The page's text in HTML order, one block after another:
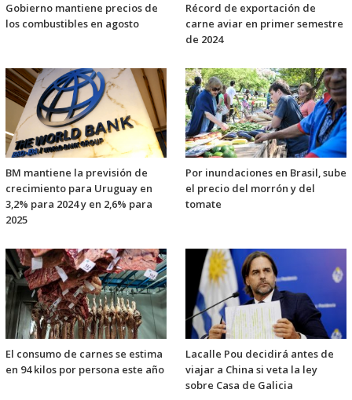
Gobierno mantiene precios de
los combustibles en agosto
Récord de exportación de
carne aviar en primer semestre
de 2024
BM mantiene la previsión de
crecimiento para Uruguay en
3,2% para 2024 y en 2,6% para
2025
Por inundaciones en Brasil, sube
el precio del morrón y del
tomate
El consumo de carnes se estima
en 94 kilos por persona este año
Lacalle Pou decidirá antes de
viajar a China si veta la ley
sobre Casa de Galicia